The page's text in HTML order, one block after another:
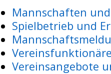
Mannschaften
Spielbetrieb und
Vereinsangebote